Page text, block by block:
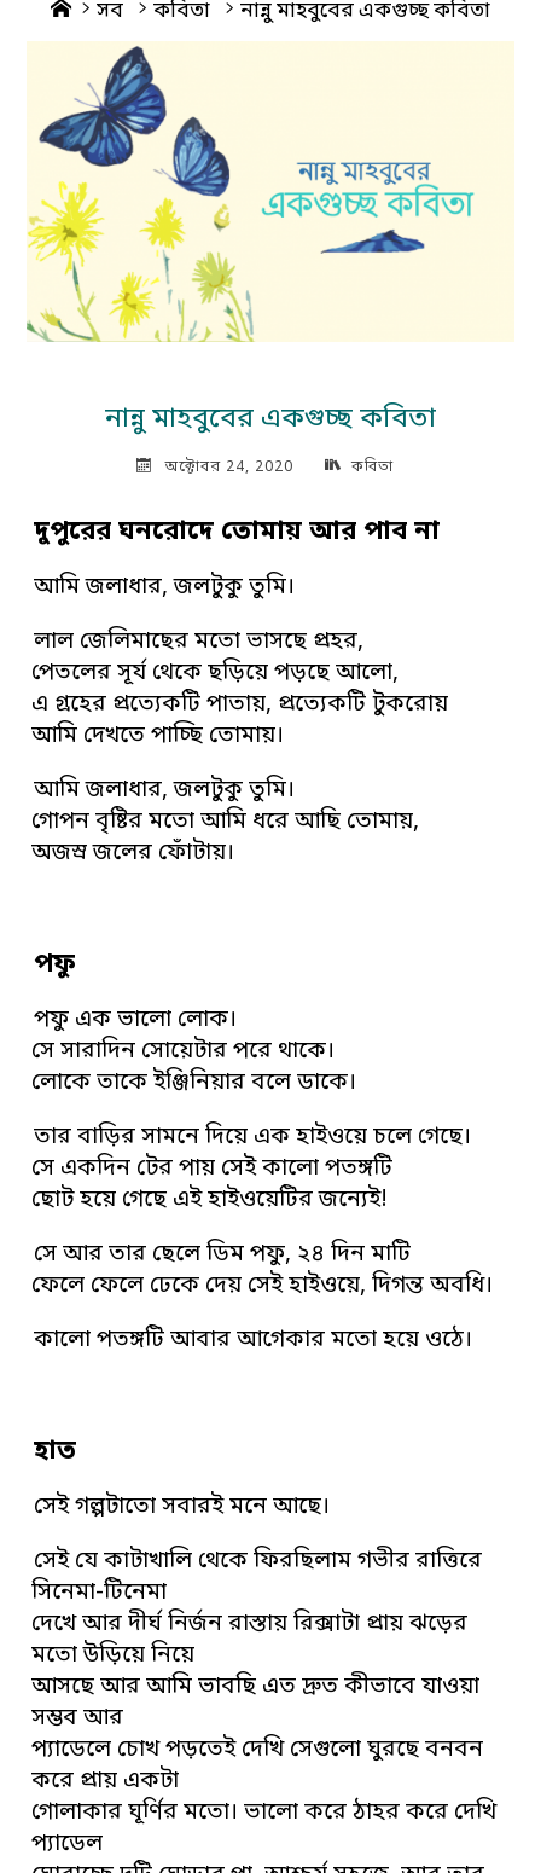
Home
সব কবিতা নান্নু মাহবুবের একগুচ্ছ কবিতা
নান্নু মাহবুবের একগুচ্ছ কবিতা
অক্টোবর 24, 2020 কবিতা
দুপুরের ঘনরোদে তোমায় আর পাব না
আমি জলাধার, জলটুকু তুমি।
লাল জেলিমাছের মতো ভাসছে প্রহর,
পেতলের সূর্য থেকে ছড়িয়ে পড়ছে আলো,
এ গ্রহের প্রত্যেকটি পাতায়, প্রত্যেকটি টুকরোয়
আমি দেখতে পাচ্ছি তোমায়।
আমি জলাধার, জলটুকু তুমি।
গোপন বৃষ্টির মতো আমি ধরে আছি তোমায়,
অজস্র জলের ফোঁটায়।
পফু
পফু এক ভালো লোক।
সে সারাদিন সোয়েটার পরে থাকে।
লোকে তাকে ইঞ্জিনিয়ার বলে ডাকে।
তার বাড়ির সামনে দিয়ে এক হাইওয়ে চলে গেছে।
সে একদিন টের পায় সেই কালো পতঙ্গটি
ছোট হয়ে গেছে এই হাইওয়েটির জন্যেই!
সে আর তার ছেলে ডিম পফু, ২৪ দিন মাটি
ফেলে ফেলে ঢেকে দেয় সেই হাইওয়ে, দিগন্ত অবধি।
কালো পতঙ্গটি আবার আগেকার মতো হয়ে ওঠে।
হাত
সেই গল্পটাতো সবারই মনে আছে।
সেই যে কাটাখালি থেকে ফিরছিলাম গভীর রাত্তিরে
সিনেমা-টিনেমা
দেখে আর দীর্ঘ নির্জন রাস্তায় রিক্সাটা প্রায় ঝড়ের
মতো উড়িয়ে নিয়ে
আসছে আর আমি ভাবছি এত দ্রুত কীভাবে যাওয়া
সম্ভব আর
প্যাডেলে চোখ পড়তেই দেখি সেগুলো ঘুরছে বনবন
করে প্রায় একটা
গোলাকার ঘূর্ণির মতো। ভালো করে ঠাহর করে দেখি
প্যাডেল